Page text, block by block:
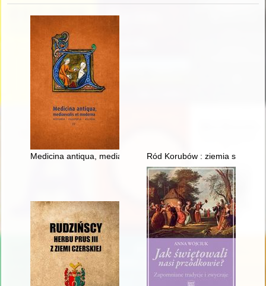
Medicina antiqua, mediaevalis et moderna : historia - filozofia
Ród Korubów : ziemia